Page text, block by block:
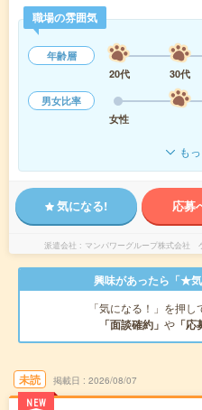
職場の雰囲気
年齢層
20代
30代
男女比率
女性
も
気になる! 応募
派遣会社 マンパワーグループ株式会社
興味があったら「★
「気になる！」を押
「面談確約」 や 「応
未読
NEW
掲載日 2026/08/07